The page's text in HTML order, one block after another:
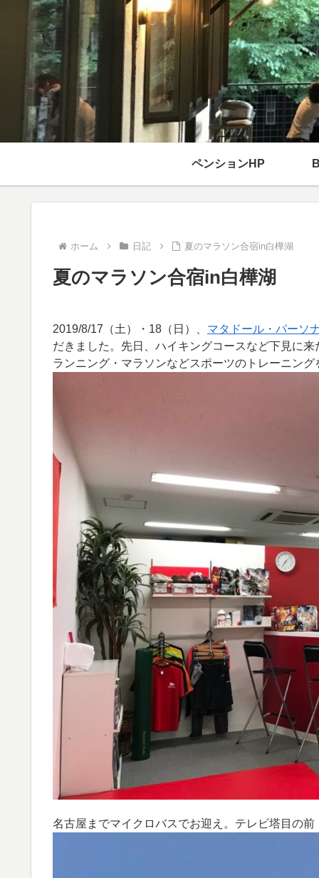
ペンションHP
ホーム 日記 夏のマラソン合宿in白樺湖
夏のマラソン合宿in白樺湖
2019/8/17（土）・18（日）、 マタドール・パーソ
だきました。先日、ハイキングコースなど下見に来
ランニング・マラソンなどスポーツのトレーニン
名古屋までマイクロバスでお迎え。テレビ塔目の